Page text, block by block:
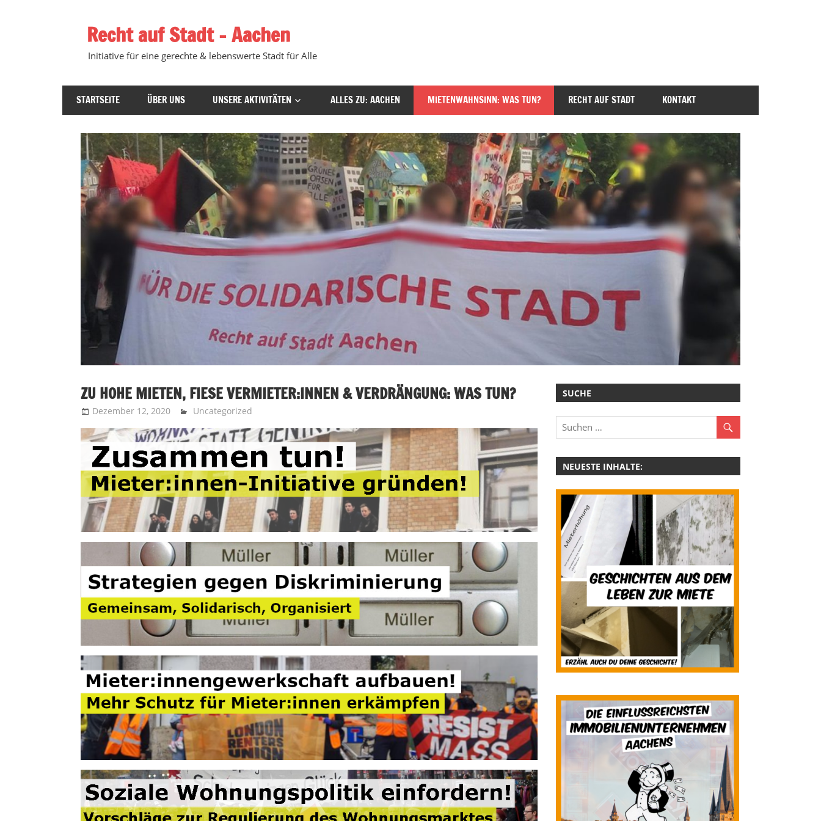
springenRecht auf Stadt – Aachen
Initiative für eine gerechte & lebenswerte Stadt für Alle
STARTSEITE ÜBER UNS UNSERE AKTIVITÄTEN ALLES ZU: AACHEN MIETENWAHNSINN: WAS TUN? RECHT AUF STADT KONTAKT
ZU HOHE MIETEN, FIESE VERMIETER:INNEN & VERDRÄNGUNG: WAS TUN?
Dezember 12, 2020 Recht auf Stadt Aachen
Uncategorized
SUCHE
NEUESTE INHALTE: